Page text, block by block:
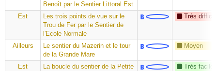
Benoît par le Sentier Littoral Est
Est
Les trois points de vue sur le
Trou de Fer par le Sentier de
l'Ecole Normale
Très
Ailleurs
Le sentier du Mazerin et le tour
de la Grande Mare
Moyen
Est La boucle du sentier de la Petite Très facile